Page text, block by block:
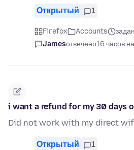
Открытый 1
Firefox Accounts
Jamesотвечено16 часов
i want a refund for my 30 days
Did not work with my direct
Открытый 1